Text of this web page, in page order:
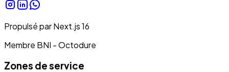
Propulsé parNext.js16
Membre BNI - Octodure
Zones de service